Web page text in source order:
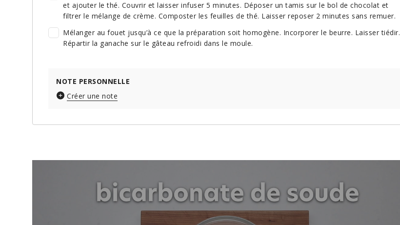
et ajouter le thé. Couvrir et laisser infuser 5 minutes. Déposer un tamis sur le bol de chocolat et
filtrer le mélange de crème. Composter les feuilles de thé. Laisser reposer 2 minutes sans remuer.
Mélanger au fouet jusqu’à ce que la préparation soit homogène. Incorporer le beurre. Laisser tiédir.
Répartir la ganache sur le gâteau refroidi dans le moule.
NOTE PERSONNELLE
Créer une note